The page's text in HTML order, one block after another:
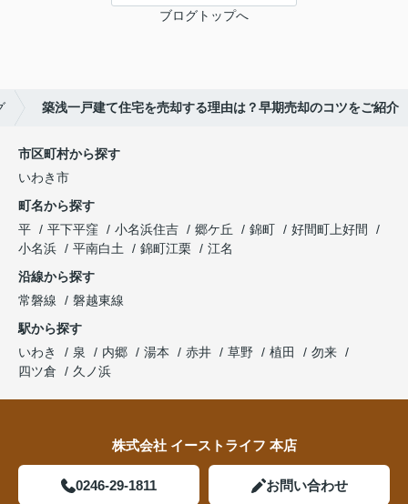
ブログトップへ
築浅一戸建て住宅を売却する理由は？早期売却のコツをご紹介
市区町村から探す
いわき市
町名から探す
平
平下平窪 小名浜住吉 郷ケ丘 錦町
好間町上好間
小名浜
平南白土 錦町江栗
江名
沿線から探す
常磐線
磐越東線
駅から探す
いわき
泉 内郷 湯本 赤井 草野 植田
勿来
四ツ倉
久ノ浜
株式会社 イーストライフ 本店
0246-29-1811 お問い合わせ